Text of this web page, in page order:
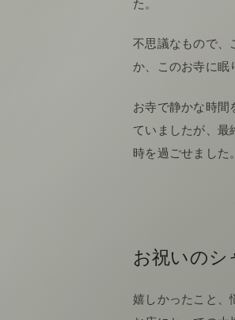
不思議なもので、
か、このお寺に眠
お寺で静かな時間
ていましたが、最
時を過ごせました。
お祝いのシ
嬉しかったこと、